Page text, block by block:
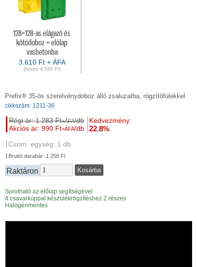
128×128-as elágazó és
kötődoboz + előlap
vasbetonba
3.610 Ft + ÁFA
(bruttó 4.585 Ft)
Prefix® 35-ös szerelvénydoboz álló zsaluzatba, rögzítőfülekkel
cikkszám: 1211-36
Régi ár: 1.283 Ft+ÁFA/db
Akciós ár: 990 Ft+ÁFA/db
Kedvezmény:
22.8%
Csom. egység: 1 db
Bruttó darabár: 1.258 Ft
Raktáron
Sorolható az előlap segítségével
4 csavarkúppal készülékrögzítéshez 2 részes
Halogénmentes